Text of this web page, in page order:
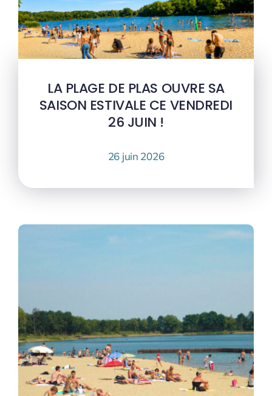
LA PLAGE DE PLAS OUVRE SA
SAISON ESTIVALE CE VENDREDI
26 JUIN !
26 juin 2026